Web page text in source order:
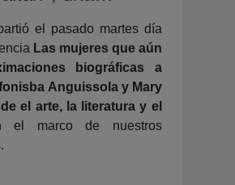
Cristina Oñoro.
el pasado martes día
Las mujeres que aún
biográficas a
Anguissola y Mary
el arte, la literatura y el
el marco de nuestros